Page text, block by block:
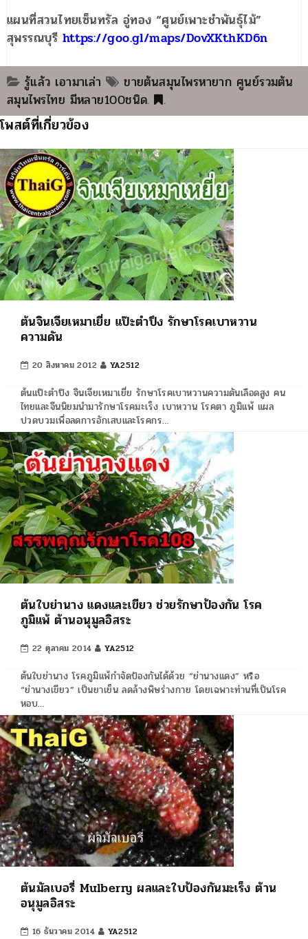
แผนที่สวนไทยเซ็นทรัล อู่ทอง “ศูนย์เพาะชำพันธุ์ไม้”
สุพรรณบุรี https://goo.gl/maps/DovXKthKD6n
รู้แล้ว เอามาเล่า
ขายต้นสมุนไพรหายาก ศูนย์รวมต้น
สมุนไพรไทย มีหลาย100ชนิด. .
โพสต์ที่เกี่ยวข้อง
ต้นจินเจียเหมาเยี่ย แป๊ะตำปึง รักษาโรคเบาหวาน
ความดัน
20 สิงหาคม 2012 YA2512
ต้นแป๊ะตำปึง จินเจียเหมาเยี่ย รักษาโรคเบาหวานความดันเลือดสูง คน
ไทยและจีนนิยมนำมารักษาโรคมะเร็ง เบาหวาน โรคตา ภูมิแพ้ แผล
ปวดบวมเพื่อลดการอักเสบและโรคกร…
ต้นใบย่านาง แดงและเขียว ช่วยรักษาป้องกัน โรค
ภูมิแพ้ ต้านอนุมูลอิสระ
22 ตุลาคม 2014 YA2512
ต้นใบย่านาง โรคภูมิแพ้กำจัดป้องกันได้ด้วย “ย่านางแดง” หรือ
“ย่านางเขียว” เป็นยาเย็น ลดล้างพิษร่างกาย โดยเฉพาะท่านที่เป็นโรค
หอบ…
ต้นมัลเบอรี่ Mulberry ผลและใบป้องกันมะเร็ง ต้าน
อนุมูลอิสระ
16 ธันวาคม 2014 YA2512